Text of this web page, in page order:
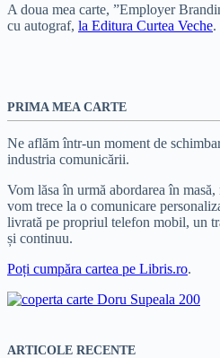
A doua mea carte, ”Employer
cu autograf, la Editura Curtea Veche.
PRIMA MEA CARTE
Ne aflăm într-un moment de
industria comunicării.
Vom lăsa în urmă abordarea în
vom trece la o comunicare
livrată pe propriul telefon mobil, un
și continuu.
Poți cumpăra cartea pe Libris.ro.
ARTICOLE RECENTE